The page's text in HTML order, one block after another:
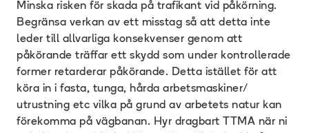
Minska risken för skada på trafikant vid påkörning.
Begränsa verkan av ett misstag så att detta inte
leder till allvarliga konsekvenser genom att
påkörande träffar ett skydd som under kontrollerade
former retarderar påkörande. Detta istället för att
köra in i fasta, tunga, hårda arbetsmaskiner/
utrustning etc vilka på grund av arbetets natur kan
förekomma på vägbanan. Hyr dragbart TTMA när ni